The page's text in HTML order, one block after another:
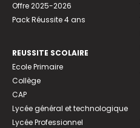
Offre 2025-2026
Pack Réussite 4 ans
REUSSITE SCOLAIRE
Ecole Primaire
Collège
CAP
Lycée général et technologique
Lycée Professionnel